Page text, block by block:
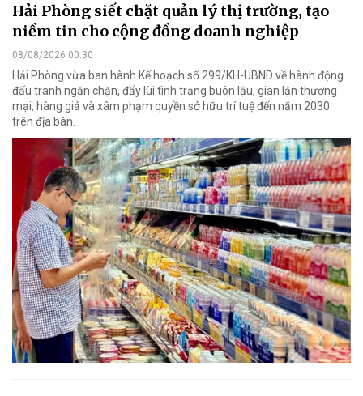
Hải Phòng siết chặt quản lý thị trường, tạo
niềm tin cho cộng đồng doanh nghiệp
08/08/2026 00:30
Hải Phòng vừa ban hành Kế hoạch số 299/KH-UBND về hành động
đấu tranh ngăn chặn, đẩy lùi tình trạng buôn lậu, gian lận thương
mại, hàng giả và xâm phạm quyền sở hữu trí tuệ đến năm 2030
trên địa bàn.